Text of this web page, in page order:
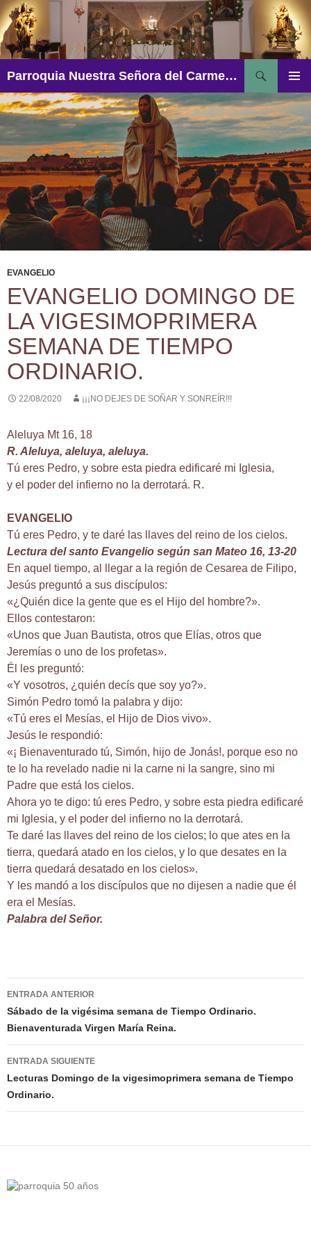
Saltar
al
contenido
Parroquia Nuestra Señora del Carmen – Aguadulce
MENÚ
EVANGELIO
EVANGELIO DOMINGO DE
LA VIGESIMOPRIMERA
SEMANA DE TIEMPO
ORDINARIO.
22/08/2020 ¡¡¡NO DEJES DE SOÑAR Y SONREÍR!!!
Aleluya Mt 16, 18
R. Aleluya, aleluya, aleluya.
Tú eres Pedro, y sobre esta piedra edificaré mi Iglesia,
y el poder del infierno no la derrotará. R.
EVANGELIO
Tú eres Pedro, y te daré las llaves del reino de los cielos.
Lectura del santo Evangelio según san Mateo 16, 13-20
En aquel tiempo, al llegar a la región de Cesarea de Filipo,
Jesús preguntó a sus discípulos:
«¿Quién dice la gente que es el Hijo del hombre?».
Ellos contestaron:
«Unos que Juan Bautista, otros que Elías, otros que
Jeremías o uno de los profetas».
Él les preguntó:
«Y vosotros, ¿quién decís que soy yo?».
Simón Pedro tomó la palabra y dijo:
«Tú eres el Mesías, el Hijo de Dios vivo».
Jesús le respondió:
«¡ Bienaventurado tú, Simón, hijo de Jonás!, porque eso no
te lo ha revelado nadie ni la carne ni la sangre, sino mi
Padre que está los cielos.
Ahora yo te digo: tú eres Pedro, y sobre esta piedra edificaré
mi Iglesia, y el poder del infierno no la derrotará.
Te daré las llaves del reino de los cielos; lo que ates en la
tierra, quedará atado en los cielos, y lo que desates en la
tierra quedará desatado en los cielos».
Y les mandó a los discípulos que no dijesen a nadie que él
era el Mesías.
Palabra del Señor.
Navegación
de
entradas
ENTRADA ANTERIOR
Sábado de la vigésima semana de Tiempo Ordinario.
Bienaventurada Virgen María Reina.
ENTRADA SIGUIENTE
Lecturas Domingo de la vigesimoprimera semana de Tiempo
Ordinario.